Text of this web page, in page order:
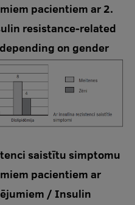
pacientiem ar 2.
resistance-related
on gender
saistītu simptomu
pacientiem ar
/ Insulin